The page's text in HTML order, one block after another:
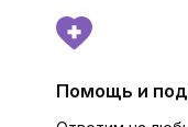
Помощь и